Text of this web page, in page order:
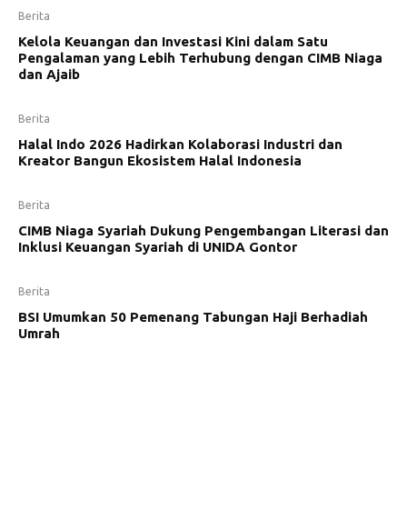
Berita
Kelola Keuangan dan Investasi Kini dalam Satu
Pengalaman yang Lebih Terhubung dengan CIMB Niaga
dan Ajaib
Berita
Halal Indo 2026 Hadirkan Kolaborasi Industri dan
Kreator Bangun Ekosistem Halal Indonesia
Berita
CIMB Niaga Syariah Dukung Pengembangan Literasi dan
Inklusi Keuangan Syariah di UNIDA Gontor
Berita
BSI Umumkan 50 Pemenang Tabungan Haji Berhadiah
Umrah